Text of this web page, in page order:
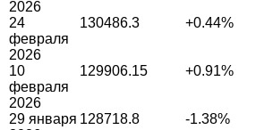
2026
24
февраля
2026
130486.3 +0.44%
10
февраля
2026
129906.15 +0.91%
29 января 128718.8 -1.38%